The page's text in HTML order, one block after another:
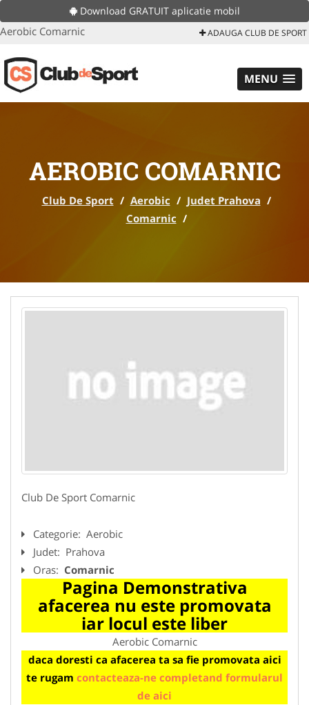
Download GRATUIT aplicatie mobil
Aerobic Comarnic ADAUGA CLUB DE SPORT
MENU
AEROBIC COMARNIC
Club De Sport / Aerobic / Judet Prahova /
Comarnic /
Club De Sport Comarnic
Categorie: Aerobic
Judet: Prahova
Oras: Comarnic
Pagina Demonstrativa
afacerea nu este promovata
iar locul este liber
Aerobic Comarnic
daca doresti ca afacerea ta sa fie promovata aici
te rugam contacteaza-ne completand formularul
de aici